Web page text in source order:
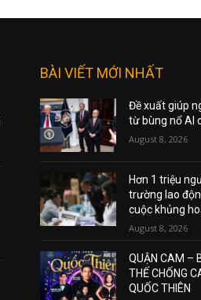
BÀI VIẾT MỚI NHẤT
Đề xuất giúp
từ bùng nổ AI
August 8, 2026
Hơn 1 triệu
trường lao
cuộc khủng
August 8, 2026
QUẬN CAM –
THẾ CHỐNG
QUỐC THIÊN